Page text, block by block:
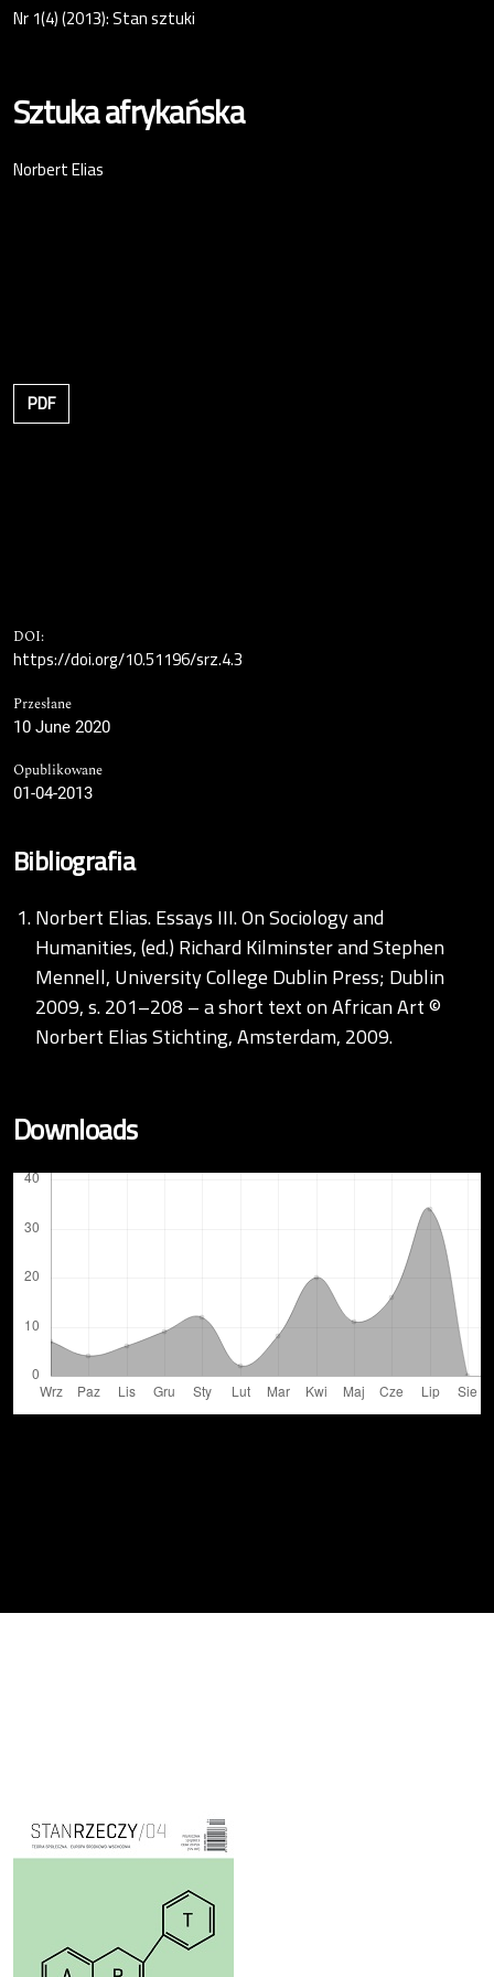
Nr 1(4) (2013): Stan sztuki
Sztuka afrykańska
Norbert Elias
PDF
DOI:
https://doi.org/10.51196/srz.4.3
Przesłane
10 June 2020
Opublikowane
01-04-2013
Bibliografia
Norbert Elias. Essays III. On Sociology and
Humanities, (ed.) Richard Kilminster and Stephen
Mennell, University College Dublin Press; Dublin
2009, s. 201–208 – a short text on African Art ©
Norbert Elias Stichting, Amsterdam, 2009.
Downloads
Cover image